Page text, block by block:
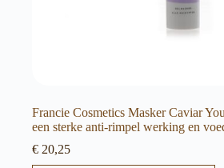
Francie Cosmetics Masker Caviar
een sterke anti-rimpel werking en
€ 20,25